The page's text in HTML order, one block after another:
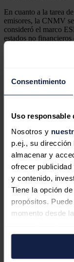
Consentimiento
Uso responsable
Nosotros y
p.ej., su
almacenar y
ofrecer
y contenido,
Tiene la opción
propósitos.
momento desde
Si lo permite,
En cuanto a la tarea
emisores, la CNMV
consideró el marco
estados no
presentado
La CNMV
euros
2023
Redacción03/